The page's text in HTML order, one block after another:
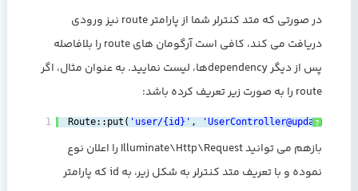
در صورتی که متد کنترلر شما از پارامتر route نیز ورودی
دریافت می کند، کافی است آرگومان های route را بلافاصله
پس از دیگر dependencyها، لیست نمایید. به عنوان مثال، اگر
route را به صورت زیر تعریف کرده باشد:
?
1 Route::put( 'user/{id}' , 'UserController@update'
بازهم می توانید Illuminate\Http\Request را اعلان نوع
نموده و با تعریف متد کنترلر به شکل زیر، به id که پارامتر